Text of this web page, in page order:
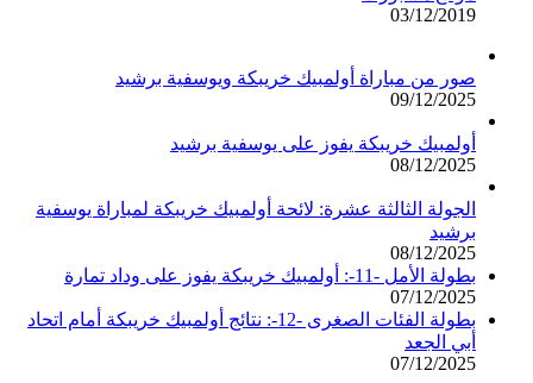
03/12/2019
صور من مباراة أولمبيك خريبكة ويوسفية برشيد
09/12/2025
أولمبيك خريبكة يفوز على يوسفية برشيد
08/12/2025
الجولة الثالثة عشرة: لائحة أولمبيك خريبكة لمباراة يوسفية
برشيد
08/12/2025
بطولة الأمل -11-: أولمبيك خريبكة يفوز على وداد تمارة
07/12/2025
بطولة الفئات الصغرى -12-: نتائج أولمبيك خريبكة أمام اتحاد
أبي الجعد
07/12/2025